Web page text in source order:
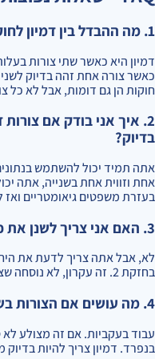
1. מה ההבדל בין דמיון לחוקוקה?
דמיון היא כאשר שתי צורות
כאשר צורה אחת זהה בדיוק
חוקות הן גם דומות, אבל לא כל
2. איך אני בודק אם
בדיוק?
אתה תמיד יכול להשתמש
אחת וזווית אחת בשנייה, אתה
בעזרת משפטים גיאומטריים ואז
3. האם אני צריך לשנן את כל הנוסחאות של שטח והיקף?
בחזקת 2. זה עקרון, לא נוסחה שצריך לשנן מילה במילה.
4. מה עושים אם הצורות בשאלה לא סדירות?
עבוד בעקביות. אם זה מצולע לא
בנפרד. דמיון צריך להיות